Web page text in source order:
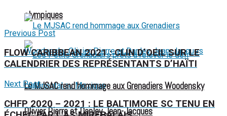
olympiques
Le MJSAC rend hommage aux Grenadiers Woodensky
Olivier Pierre et Danley Jean-Jacques
Previous Post
FLOW CARIBBEAN 2021 : CLIN D’OEIL SUR LE
CALENDRIER DES REPRÉSENTANTS D’HAÏTI
Next Post
CHFP 2020 – 2021 : LE BALTIMORE SC TENU EN